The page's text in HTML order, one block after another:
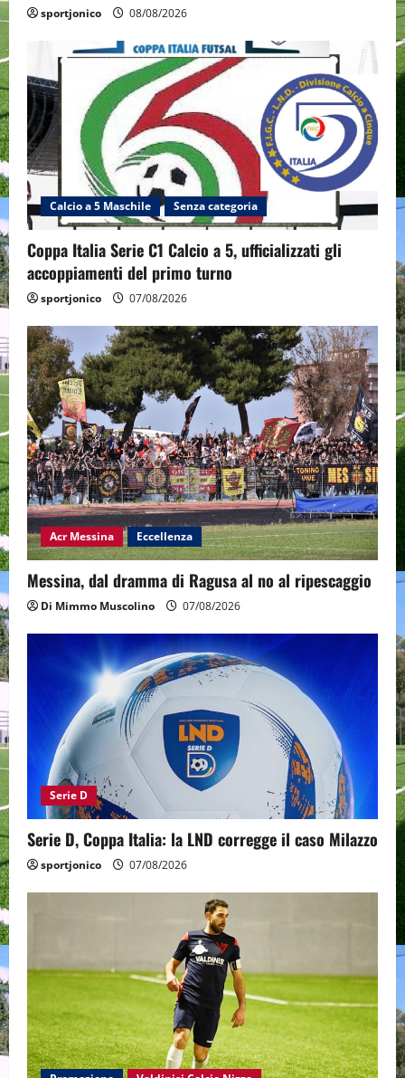
sportjonico 08/08/2026
Calcio a 5 Maschile Senza categoria
Coppa Italia Serie C1 Calcio a 5, ufficializzati gli
accoppiamenti del primo turno
sportjonico 07/08/2026
Acr Messina Eccellenza
Messina, dal dramma di Ragusa al no al ripescaggio
Di Mimmo Muscolino 07/08/2026
Serie D
Serie D, Coppa Italia: la LND corregge il caso Milazzo
sportjonico 07/08/2026